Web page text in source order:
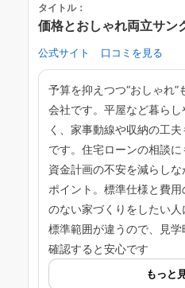
タイトル：
価格とおしゃれ両立サン
公式サイト 口コミを見る
予算を抑えつつ“おしゃれ
会社です。平屋など暮ら
く、家事動線や収納の工
です。住宅ローンの相談に
資金計画の不安を減らし
ポイント。標準仕様と費
のない家づくりをしたい
標準範囲が違うので、見
確認すると安心です
もっと